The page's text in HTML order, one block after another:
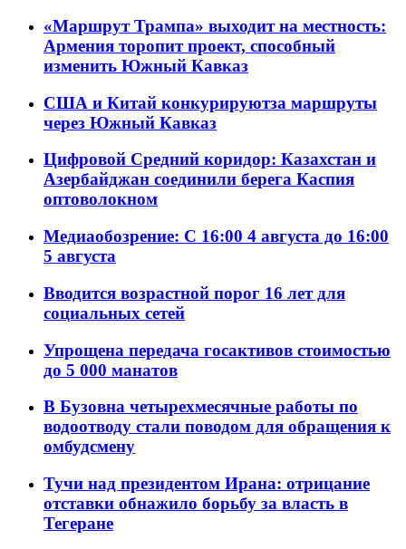
«Маршрут Трампа» выходит на местность:
Армения торопит проект, способный
изменить Южный Кавказ
США и Китай конкурируютза маршруты
через Южный Кавказ
Цифровой Средний коридор: Казахстан и
Азербайджан соединили берега Каспия
оптоволокном
Медиаобозрение: С 16:00 4 августа до 16:00
5 августа
Вводится возрастной порог 16 лет для
социальных сетей
Упрощена передача госактивов стоимостью
до 5 000 манатов
В Бузовна четырехмесячные работы по
водоотводу стали поводом для обращения к
омбудсмену
Тучи над президентом Ирана: отрицание
отставки обнажило борьбу за власть в
Тегеране